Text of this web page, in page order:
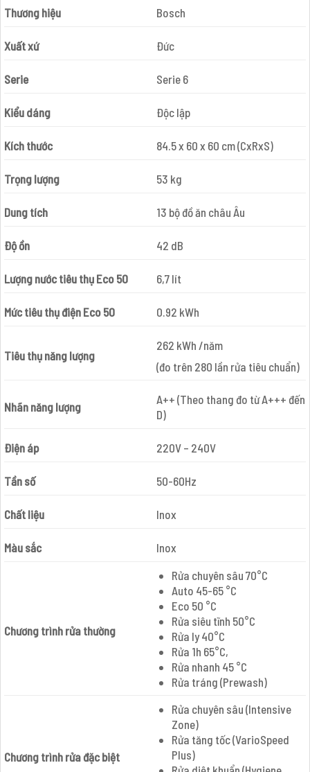
Thương hiệu Bosch
Xuất xứ Đức
Serie Serie 6
Kiểu dáng Độc lập
Kích thước 84.5 x 60 x 60 cm (CxRxS)
Trọng lượng 53 kg
Dung tích 13 bộ đồ ăn châu Âu
Độ ồn 42 dB
Lượng nước tiêu thụ Eco 50 6,7 lít
Mức tiêu thụ điện Eco 50 0.92 kWh
Tiêu thụ năng lượng
262 kWh /năm
(đo trên 280 lần rửa tiêu chuẩn)
Nhãn năng lượng
A++ (Theo thang đo từ A+++ đến
D)
Điện áp 220V – 240V
Tần số 50-60Hz
Chất liệu Inox
Màu sắc Inox
Chương trình rửa thường
Rửa chuyên sâu 70°C
Auto 45-65 °C
Eco 50 °C
Rửa siêu tĩnh 50°C
Rửa ly 40°C
Rửa 1h 65°C,
Rửa nhanh 45 °C
Rửa tráng (Prewash)
Chương trình rửa đặc biệt
Rửa chuyên sâu (Intensive
Zone)
Rửa tăng tốc (VarioSpeed
Plus)